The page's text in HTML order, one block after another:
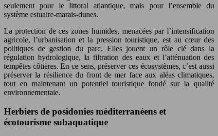
seulement pour le littoral atlantique, mais pour l’ensemble du
système estuaire-marais-dunes.
La protection de ces zones humides, menacées par l’intensification
agricole, l’urbanisation et la pression touristique, est au cœur des
politiques de gestion du parc. Elles jouent un rôle clé dans la
régulation hydrologique, la filtration des eaux et l’atténuation des
tempêtes côtières. En ce sens, préserver ces écosystèmes, c’est aussi
préserver la résilience du front de mer face aux aléas climatiques,
tout en maintenant un potentiel touristique fondé sur la qualité
environnementale.
Herbiers de posidonies méditerranéens et
écotourisme subaquatique